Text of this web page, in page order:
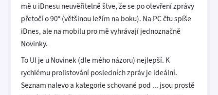
mě u iDnesu neuvěřitelně štve, že se po otevření zprávy
přetočí o 90° (většinou ležím na boku). Na PC čtu spíše
iDnes, ale na mobilu pro mě vyhrávají jednoznačně
Novinky.
To UI je u Novinek (dle mého názoru) nejlepší. K
rychlému prolistování posledních zpráv je ideální.
Seznam nalevo a kategorie schované pod ... jsou prostě